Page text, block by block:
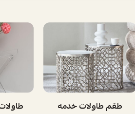
طقم طاولات خدمه